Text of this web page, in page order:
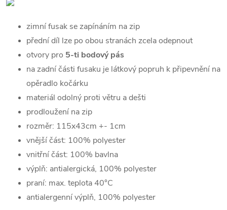
zimní fusak se zapínáním na zip
přední díl lze po obou stranách zcela odepnout
otvory pro 5-ti bodový pás
na zadní části fusaku je látkový popruh k připevnění na
opěradlo kočárku
materiál odolný proti větru a dešti
prodloužení na zip
rozměr: 115x43cm +- 1cm
vnější část: 100% polyester
vnitřní část: 100% bavlna
výplň: antialergická, 100% polyester
praní: max. teplota 40°C
antialergenní výplň, 100% polyester